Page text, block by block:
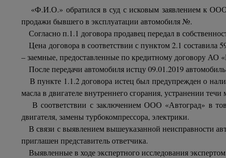
«Ф.И.О.» обратился в суд с исковым заявлением к
продажи бывшего в эксплуатации автомобиля №.
Согласно п.1.1 договора продавец передал в
Цена договора в соответствии с пунктом 2.1 составила
– заемные, предоставленные по кредитному договору АО
После передачи автомобиля истцу 09.01.2019
В пункте 1.1.2 договора истец был предупрежден о
масла в двигателе внутреннего сгорания, устранении
В соответствии с заключением ООО «Автоград» в
двигателя, замены турбокомпрессора, электрики.
В связи с выявлением вышеуказанной неисправности
приглашен представитель ответчика.
Выявленные в ходе экспертного исследования